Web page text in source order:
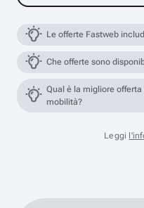
Le offerte Fastweb
Che offerte sono
Qual è la migliore
mobilità?
Leggi